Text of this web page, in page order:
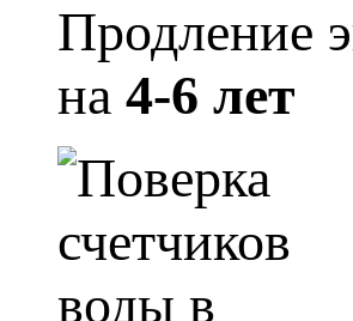
Продление
на 4-6 лет